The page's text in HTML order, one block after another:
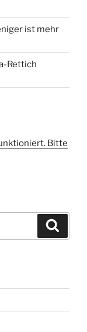
ist mehr
Rettich
Bitte